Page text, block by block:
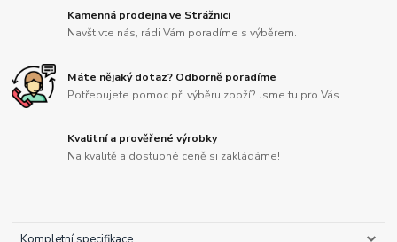
Kamenná prodejna ve Strážnici
Navštivte nás, rádi Vám poradíme s výběrem.
Máte nějaký dotaz? Odborně poradíme
Potřebujete pomoc při výběru zboží? Jsme tu pro Vás.
Kvalitní a prověřené výrobky
Na kvalitě a dostupné ceně si zakládáme!